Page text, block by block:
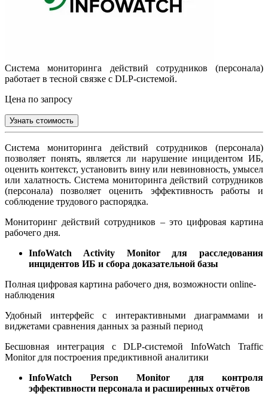
Система мониторинга действий сотрудников (персонала)
работает в тесной связке с DLP-системой.
Цена по запросу
Узнать стоимость
Система мониторинга действий сотрудников (персонала)
позволяет понять, является ли нарушение инцидентом ИБ,
оценить контекст, установить вину или невиновность, умысел
или халатность. Система мониторинга действий сотрудников
(персонала) позволяет оценить эффективность работы и
соблюдение трудового распорядка.
Мониторинг действий сотрудников – это цифровая картина
рабочего дня.
InfoWatch Activity Monitor для расследования
инцидентов ИБ и сбора доказательной базы
Полная цифровая картина рабочего дня, возможности online-
наблюдения
Удобный интерфейс с интерактивными диаграммами и
виджетами сравнения данных за разный период
Бесшовная интеграция с DLP-системой InfoWatch Traffic
Monitor для построения предиктивной аналитики
InfoWatch Person Monitor для контроля
эффективности персонала и расширенных отчётов